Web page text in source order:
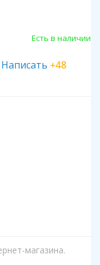
Есть в наличии
Написать +48
магазина.